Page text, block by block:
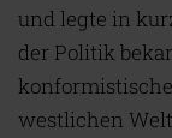
und legte in
der Politik
westlichen